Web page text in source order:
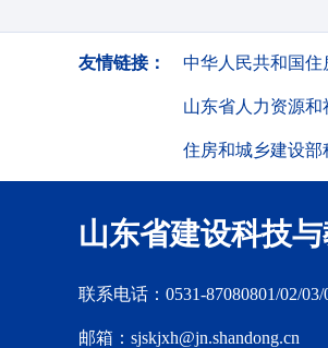
友情链接： 中华人民共和国住
山东省人力资源和
住房和城乡建设
山东省建设科技
联系电话：0531-87080801/02/03/
邮箱：sjskjxh@jn.shandong.cn